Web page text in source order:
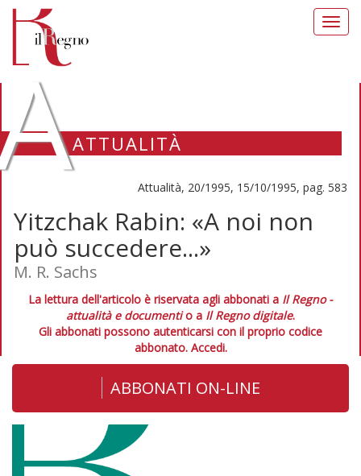
ATTUALITÀ
Attualità, 20/1995, 15/10/1995, pag. 583
Yitzchak Rabin: «A noi non
può succedere...»
M. R. Sachs
La lettura dell'articolo è riservata agli abbonati a Il Regno -
attualità e documentio a Il Regno digitale.
Gli abbonati possono autenticarsi con il proprio codice
abbonato. Accedi.
ABBONATI ON-LINE